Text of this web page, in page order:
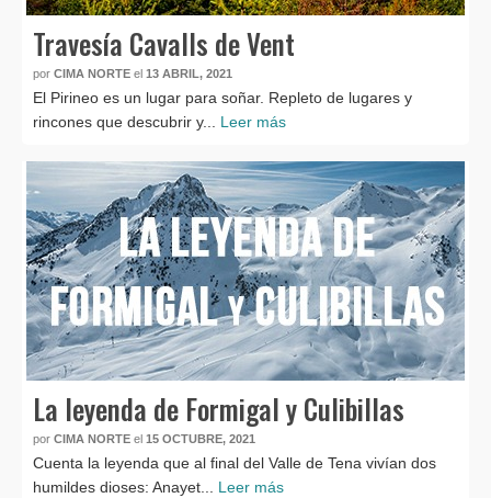
Travesía Cavalls de Vent
por CIMA NORTE el 13 ABRIL, 2021
El Pirineo es un lugar para soñar. Repleto de lugares y
rincones que descubrir y... Leer más
La leyenda de Formigal y Culibillas
por CIMA NORTE el 15 OCTUBRE, 2021
Cuenta la leyenda que al final del Valle de Tena vivían dos
humildes dioses: Anayet... Leer más